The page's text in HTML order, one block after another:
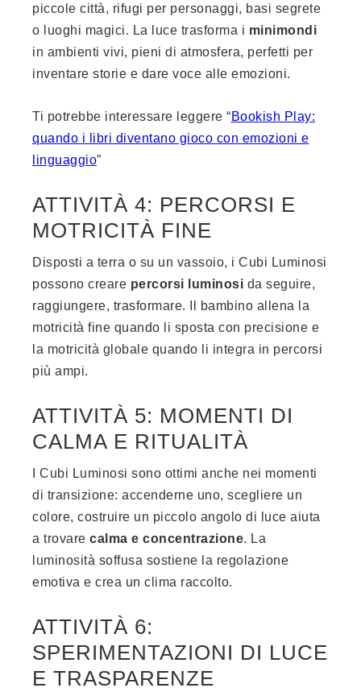
piccole città, rifugi per personaggi, basi segrete
o luoghi magici. La luce trasforma i minimondi
in ambienti vivi, pieni di atmosfera, perfetti per
inventare storie e dare voce alle emozioni.
Ti potrebbe interessare leggere “Bookish Play:
quando i libri diventano gioco con emozioni e
linguaggio”
ATTIVITÀ 4: PERCORSI E
MOTRICITÀ FINE
Disposti a terra o su un vassoio, i Cubi Luminosi
possono creare percorsi luminosi da seguire,
raggiungere, trasformare. Il bambino allena la
motricità fine quando li sposta con precisione e
la motricità globale quando li integra in percorsi
più ampi.
ATTIVITÀ 5: MOMENTI DI
CALMA E RITUALITÀ
I Cubi Luminosi sono ottimi anche nei momenti
di transizione: accenderne uno, scegliere un
colore, costruire un piccolo angolo di luce aiuta
a trovare calma e concentrazione. La
luminosità soffusa sostiene la regolazione
emotiva e crea un clima raccolto.
ATTIVITÀ 6:
SPERIMENTAZIONI DI LUCE
E TRASPARENZE